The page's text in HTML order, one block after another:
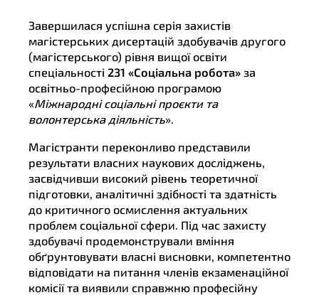
Завершилася успішна серія захистів
магістерських дисертацій здобувачів другого
(магістерського) рівня вищої освіти
спеціальності 231 «Соціальна робота» за
освітньо-професійною програмою
«Міжнародні соціальні проєкти та
волонтерська діяльність».
Магістранти переконливо представили
результати власних наукових досліджень,
засвідчивши високий рівень теоретичної
підготовки, аналітичні здібності та здатність
до критичного осмислення актуальних
проблем соціальної сфери. Під час захисту
здобувачі продемонстрували вміння
обґрунтовувати власні висновки, компетентно
відповідати на питання членів екзаменаційної
комісії та виявили справжню професійну